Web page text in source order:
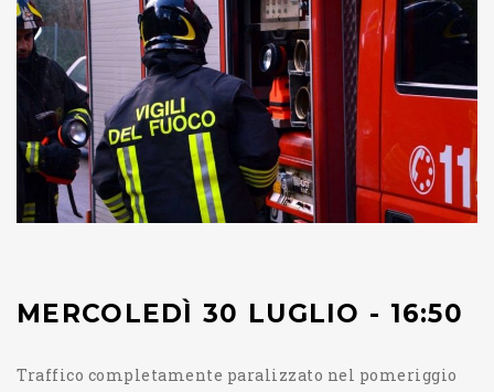
MERCOLEDÌ 30 LUGLIO - 16:50
Traffico completamente paralizzato nel pomeriggio